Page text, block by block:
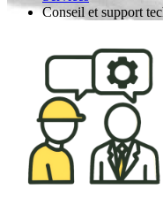
Conseil et support